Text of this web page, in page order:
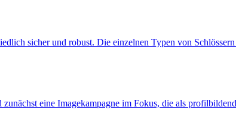
sicher und robust. Die einzelnen Typen von
eine Imagekampagne im Fokus, die als